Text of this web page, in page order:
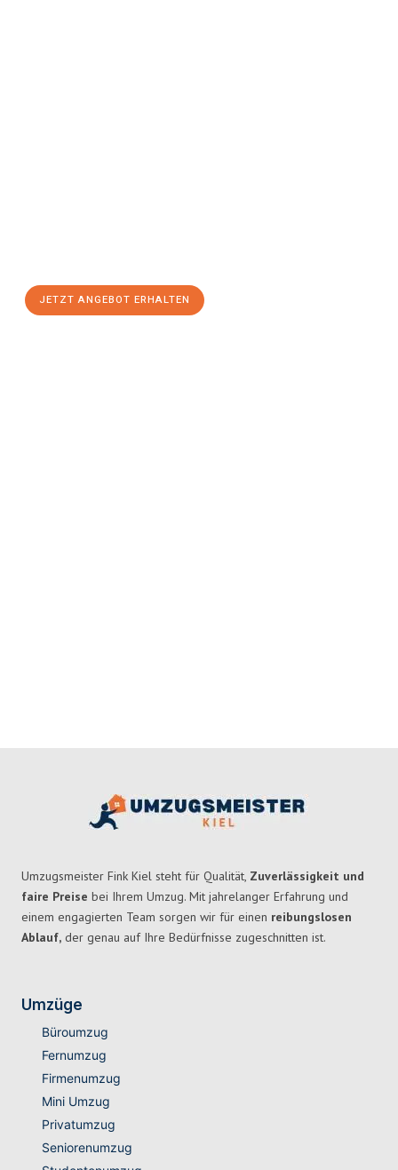
JETZT ANGEBOT ERHALTEN
Umzugsmeister Fink Kiel steht für Qualität, Zuverlässigkeit und
faire Preise bei Ihrem Umzug. Mit jahrelanger Erfahrung und
einem engagierten Team sorgen wir für einen reibungslosen
Ablauf, der genau auf Ihre Bedürfnisse zugeschnitten ist.
Umzüge
Büroumzug
Fernumzug
Firmenumzug
Mini Umzug
Privatumzug
Seniorenumzug